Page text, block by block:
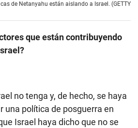
de Netanyahu están aislando a Israel. (GETTY
que están contribuyendo
no tenga y, de hecho, se haya
una política de posguerra en
Israel haya dicho que no se